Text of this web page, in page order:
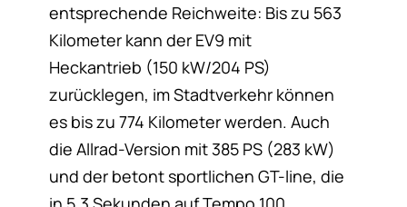
entsprechende Reichweite: Bis zu 563
Kilometer kann der EV9 mit
Heckantrieb (150 kW/204 PS)
zurücklegen, im Stadtverkehr können
es bis zu 774 Kilometer werden. Auch
die Allrad-Version mit 385 PS (283 kW)
und der betont sportlichen GT-line, die